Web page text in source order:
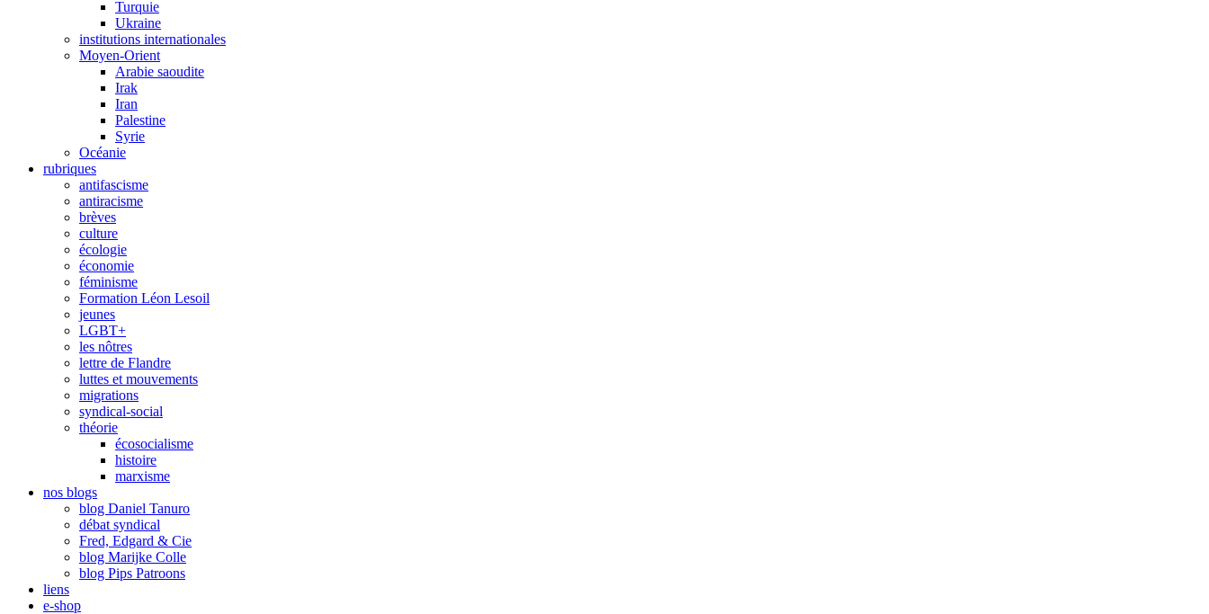
Turquie
Ukraine
institutions internationales
Moyen-Orient
Arabie saoudite
Irak
Iran
Palestine
Syrie
Océanie
rubriques
antifascisme
antiracisme
brèves
culture
écologie
économie
féminisme
Formation Léon Lesoil
jeunes
LGBT+
les nôtres
lettre de Flandre
luttes et mouvements
migrations
syndical-social
théorie
écosocialisme
histoire
marxisme
nos blogs
blog Daniel Tanuro
débat syndical
Fred, Edgard & Cie
blog Marijke Colle
blog Pips Patroons
liens
e-shop